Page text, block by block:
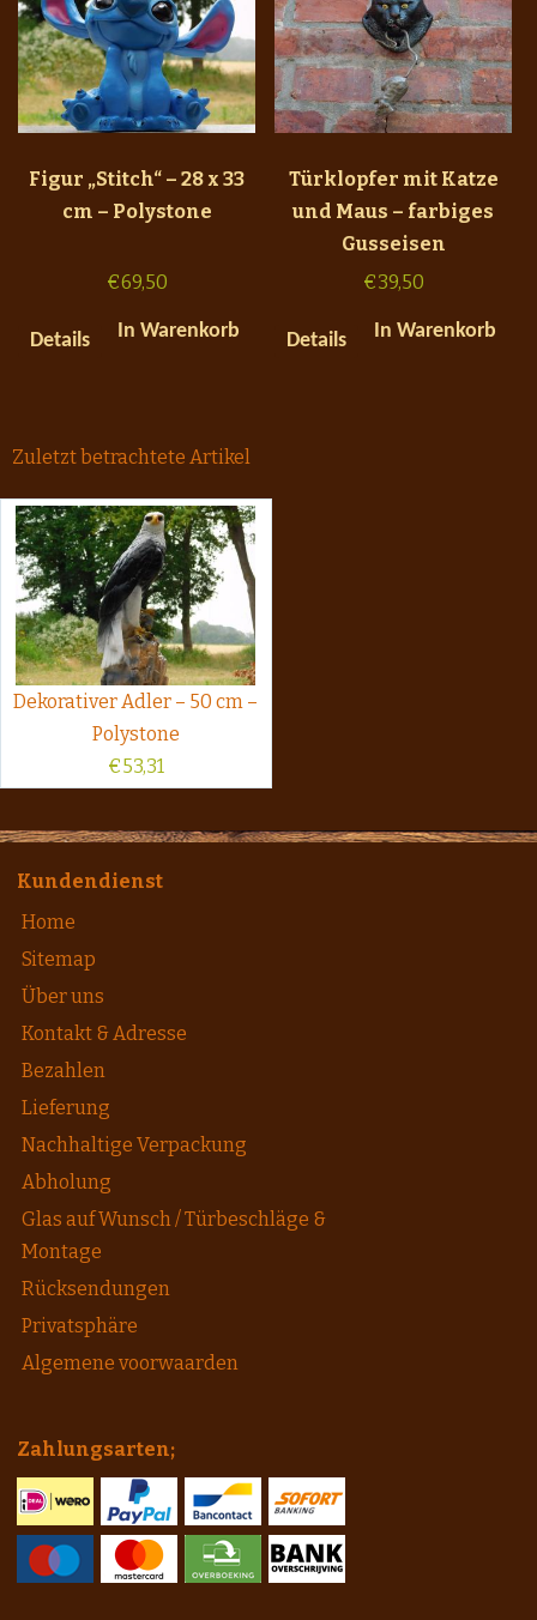
Figur „Stitch“ – 28 x 33
cm – Polystone
€69,50
Details In Warenkorb
Türklopfer mit Katze
und Maus – farbiges
Gusseisen
€39,50
Details In Warenkorb
Zuletzt betrachtete Artikel
Dekorativer Adler – 50 cm –
Polystone
€53,31
Kundendienst
Home
Sitemap
Über uns
Kontakt & Adresse
Bezahlen
Lieferung
Nachhaltige Verpackung
Abholung
Glas auf Wunsch / Türbeschläge &
Montage
Rücksendungen
Privatsphäre
Algemene voorwaarden
Zahlungsarten;